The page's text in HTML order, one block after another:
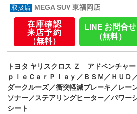
MEGA SUV 東福岡店
在庫確認
来店予約
（無料）
LINE お問合せ
（無料）
トヨタ ヤリスクロス Ｚ アドベンチャ
ｐｌｅＣａｒＰｌａｙ／ＢＳＭ／ＨＵＤ
ダークルーズ／衝突軽減ブレーキ／レー
ソナー／ステアリングヒーター／パワー
シート